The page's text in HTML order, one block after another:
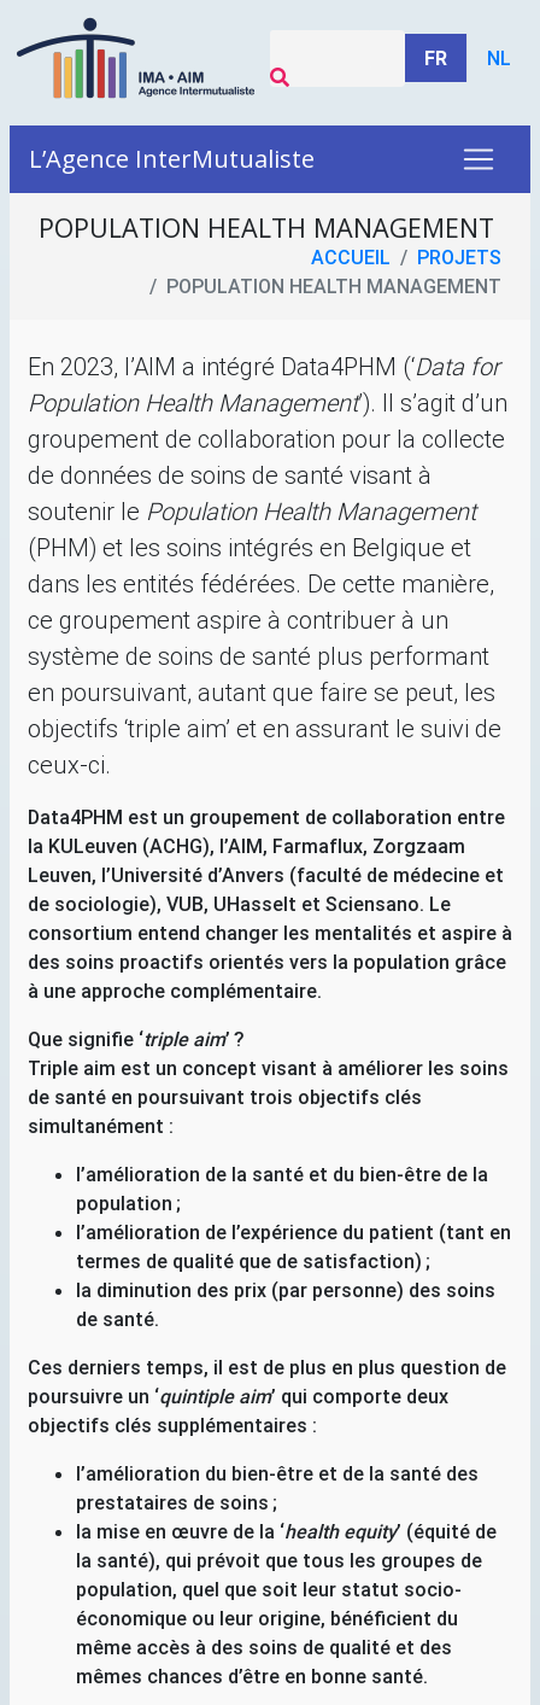
FR NL
L’Agence InterMutualiste
POPULATION HEALTH MANAGEMENT
ACCUEIL
PROJETS
POPULATION HEALTH MANAGEMENT
En 2023, l’AIM a intégré Data4PHM (‘Data for
Population Health Management’). Il s’agit d’un
groupement de collaboration pour la collecte
de données de soins de santé visant à
soutenir le Population Health Management
(PHM) et les soins intégrés en Belgique et
dans les entités fédérées. De cette manière,
ce groupement aspire à contribuer à un
système de soins de santé plus performant
en poursuivant, autant que faire se peut, les
objectifs ‘triple aim’ et en assurant le suivi de
ceux-ci.
Data4PHM est un groupement de collaboration entre
la KULeuven (ACHG), l’AIM, Farmaflux, Zorgzaam
Leuven, l’Université d’Anvers (faculté de médecine et
de sociologie), VUB, UHasselt et Sciensano. Le
consortium entend changer les mentalités et aspire à
des soins proactifs orientés vers la population grâce
à une approche complémentaire.
Que signifie ‘triple aim’ ?
Triple aim est un concept visant à améliorer les soins
de santé en poursuivant trois objectifs clés
simultanément :
l’amélioration de la santé et du bien-être de la
population ;
l’amélioration de l’expérience du patient (tant en
termes de qualité que de satisfaction) ;
la diminution des prix (par personne) des soins
de santé.
Ces derniers temps, il est de plus en plus question de
poursuivre un ‘quintiple aim’ qui comporte deux
objectifs clés supplémentaires :
l’amélioration du bien-être et de la santé des
prestataires de soins ;
la mise en œuvre de la ‘health equity’ (équité de
la santé), qui prévoit que tous les groupes de
population, quel que soit leur statut socio-
économique ou leur origine, bénéficient du
même accès à des soins de qualité et des
mêmes chances d’être en bonne santé.